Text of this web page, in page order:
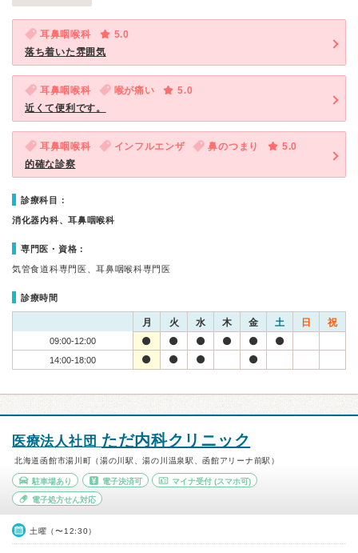
耳鼻咽喉科
5.0
落ち着いた雰囲気
耳鼻咽喉科 喉が痛い
5.0
近くて便利です。
耳鼻咽喉科 インフルエンザ 鼻のつまり
5.0
的確な診察
診療科目：
消化器内科、耳鼻咽喉科
専門医・資格：
気管食道科専門医、耳鼻咽喉科専門医
診療時間
月 火 水 木 金 土 日 祝
09:00-12:00
14:00-18:00
医療法人社団 ただ内科クリニック
北海道函館市湯川町（湯の川駅、湯の川温泉駅、函館アリーナ前駅）
駐車場あり 電子決済可 マイナ受付 (スマホ可)
電子処方せん対応
土曜（〜12:30）